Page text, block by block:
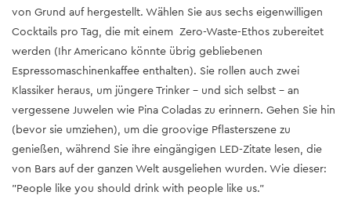
von Grund auf hergestellt. Wählen Sie aus sechs eigenwilligen
Cocktails pro Tag, die mit einem Zero-Waste-Ethos zubereitet
werden (Ihr Americano könnte übrig gebliebenen
Espressomaschinenkaffee enthalten). Sie rollen auch zwei
Klassiker heraus, um jüngere Trinker - und sich selbst - an
vergessene Juwelen wie Pina Coladas zu erinnern. Gehen Sie hin
(bevor sie umziehen), um die groovige Pflasterszene zu
genießen, während Sie ihre eingängigen LED-Zitate lesen, die
von Bars auf der ganzen Welt ausgeliehen wurden. Wie dieser:
"People like you should drink with people like us."